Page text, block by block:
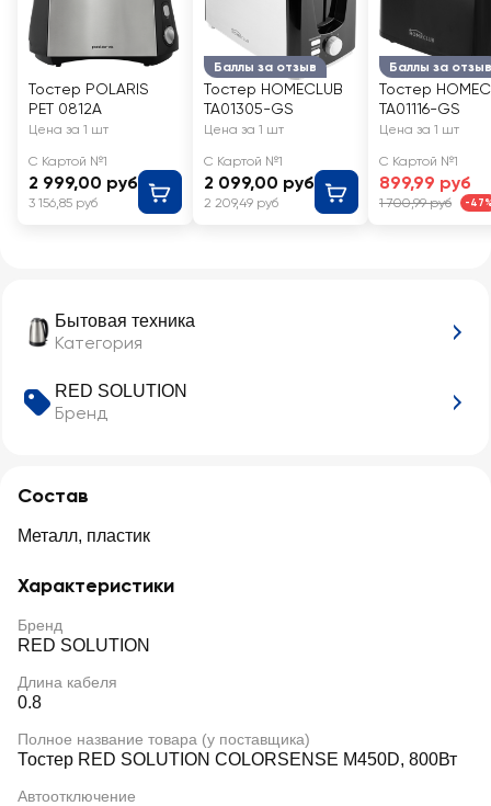
Бытовая техника
Категория
RED SOLUTION
Бренд
Состав
Металл, пластик
Характеристики
Бренд
RED SOLUTION
Длина кабеля
0.8
Полное название товара (у поставщика)
Тостер RED SOLUTION COLORSENSE M450D, 800Вт
Автоотключение
Тостер POLARIS
PET 0812A
Цена за 1 шт
С Картой №1
2 999,00 руб
3 156,85 руб
Баллы за отзыв
Тостер HOMECLUB
TA01305-GS
Цена за 1 шт
С Картой №1
2 099,00 руб
2 209,49 руб
Баллы за отзыв
Тостер
TA01116-GS
Цена за 1 шт
С Картой №1
899,99 руб
1 700,99 руб -